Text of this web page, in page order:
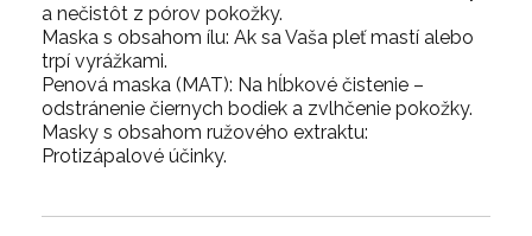
a nečistôt z pórov pokožky.
Maska s obsahom ílu: Ak sa Vaša pleť mastí alebo
trpí vyrážkami.
Penová maska (MAT): Na hĺbkové čistenie –
odstránenie čiernych bodiek a zvlhčenie pokožky.
Masky s obsahom ružového extraktu:
Protizápalové účinky.